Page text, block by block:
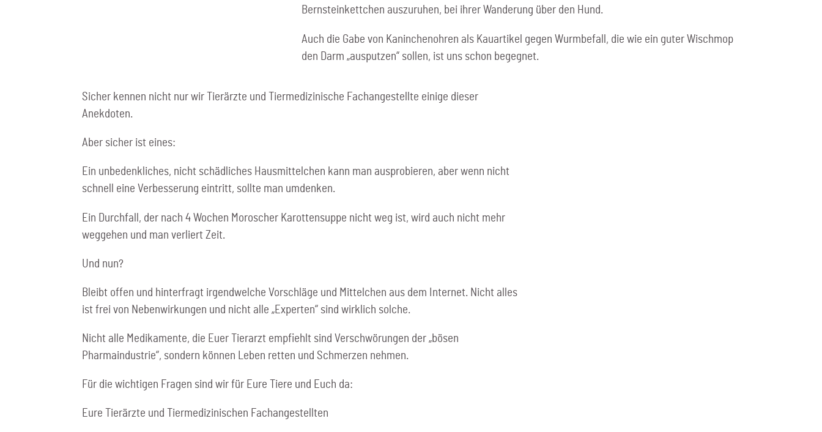
Bernsteinkettchen auszuruhen, bei ihrer Wanderung über den Hund.
Auch die Gabe von Kaninchenohren als Kauartikel gegen Wurmbefall, die wie ein guter Wischmop
den Darm „ausputzen“ sollen, ist uns schon begegnet.
Sicher kennen nicht nur wir Tierärzte und Tiermedizinische Fachangestellte einige dieser
Anekdoten.
Aber sicher ist eines:
Ein unbedenkliches, nicht schädliches Hausmittelchen kann man ausprobieren, aber wenn nicht
schnell eine Verbesserung eintritt, sollte man umdenken.
Ein Durchfall, der nach 4 Wochen Moroscher Karottensuppe nicht weg ist, wird auch nicht mehr
weggehen und man verliert Zeit.
Und nun?
Bleibt offen und hinterfragt irgendwelche Vorschläge und Mittelchen aus dem Internet. Nicht alles
ist frei von Nebenwirkungen und nicht alle „Experten“ sind wirklich solche.
Nicht alle Medikamente, die Euer Tierarzt empfiehlt sind Verschwörungen der „bösen
Pharmaindustrie“, sondern können Leben retten und Schmerzen nehmen.
Für die wichtigen Fragen sind wir für Eure Tiere und Euch da:
Eure Tierärzte und Tiermedizinischen Fachangestellten